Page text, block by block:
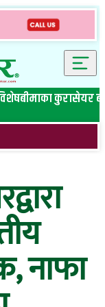
बीमाका कुरासेयर
नाफा